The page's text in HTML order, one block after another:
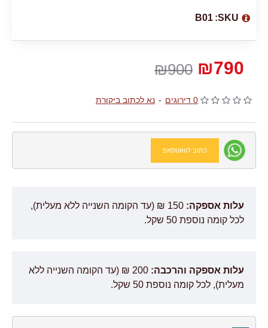
0 דירוגים - נא לכתוב ביקורת
₪900 ₪790
SKU:
B01
כתוב לוואטסאפ
עלות אספקה:
150 ₪ (עד הקומה השנייה ללא מעלית),
לכל קומה נוספת 50 שקל.
עלות אספקה והרכבה:
200 ₪ (עד הקומה השנייה ללא
מעלית), לכל קומה נוספת 50 שקל.